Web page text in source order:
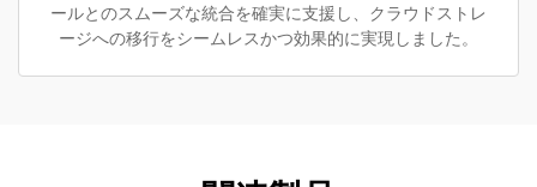
ールとのスムーズな統合を確実に支援し、クラウドストレ
ージへの移行をシームレスかつ効果的に実現しました。